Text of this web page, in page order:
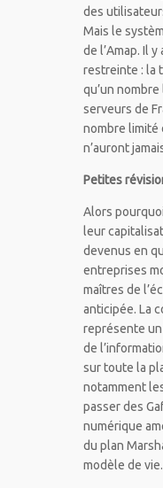
des
Mais le
de l’Amap. Il
restreinte : la
qu’un
serveurs de
nombre limité
n’auront
Petites
Alors
leur
devenus en
entreprises
maîtres de
anticipée. La
représente
de
sur toute la
notamment
passer des
numérique
du plan
modèle de vie.